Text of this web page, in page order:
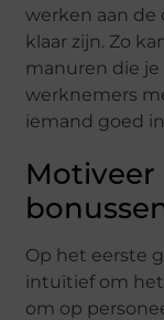
werken aan de
klaar zijn. Zo
manuren die
werknemers
iemand goed
Op het eerste
intuïtief om
om op